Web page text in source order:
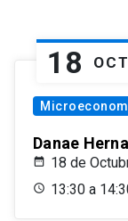
18 OCT
Danae
18 de
13:30 a